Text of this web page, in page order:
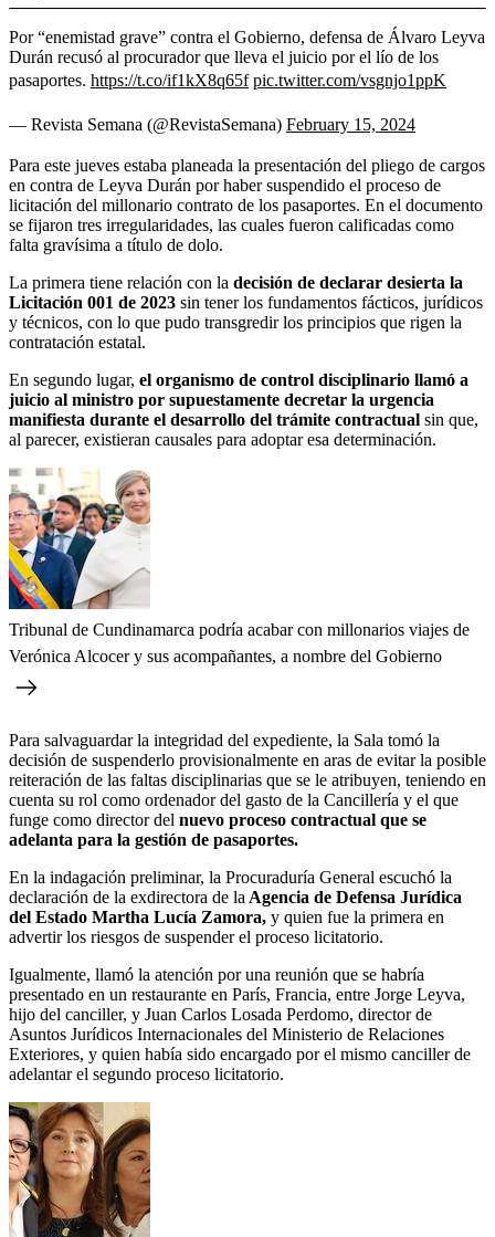
Por “enemistad grave” contra el Gobierno, defensa de Álvaro Leyva
Durán recusó al procurador que lleva el juicio por el lío de los
pasaportes. https://t.co/if1kX8q65f pic.twitter.com/vsgnjo1ppK
— Revista Semana (@RevistaSemana) February 15, 2024
Para este jueves estaba planeada la presentación del pliego de cargos
en contra de Leyva Durán por haber suspendido el proceso de
licitación del millonario contrato de los pasaportes. En el documento
se fijaron tres irregularidades, las cuales fueron calificadas como
falta gravísima a título de dolo.
La primera tiene relación con la decisión de declarar desierta la
Licitación 001 de 2023 sin tener los fundamentos fácticos, jurídicos
y técnicos, con lo que pudo transgredir los principios que rigen la
contratación estatal.
En segundo lugar, el organismo de control disciplinario llamó a
juicio al ministro por supuestamente decretar la urgencia
manifiesta durante el desarrollo del trámite contractual sin que,
al parecer, existieran causales para adoptar esa determinación.
Tribunal de Cundinamarca podría acabar con millonarios viajes de
Verónica Alcocer y sus acompañantes, a nombre del Gobierno
Para salvaguardar la integridad del expediente, la Sala tomó la
decisión de suspenderlo provisionalmente en aras de evitar la posible
reiteración de las faltas disciplinarias que se le atribuyen, teniendo en
cuenta su rol como ordenador del gasto de la Cancillería y el que
funge como director del nuevo proceso contractual que se
adelanta para la gestión de pasaportes.
En la indagación preliminar, la Procuraduría General escuchó la
declaración de la exdirectora de la Agencia de Defensa Jurídica
del Estado Martha Lucía Zamora, y quien fue la primera en
advertir los riesgos de suspender el proceso licitatorio.
Igualmente, llamó la atención por una reunión que se habría
presentado en un restaurante en París, Francia, entre Jorge Leyva,
hijo del canciller, y Juan Carlos Losada Perdomo, director de
Asuntos Jurídicos Internacionales del Ministerio de Relaciones
Exteriores, y quien había sido encargado por el mismo canciller de
adelantar el segundo proceso licitatorio.